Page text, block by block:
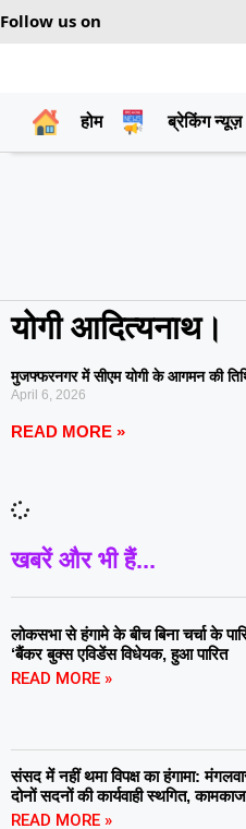
Follow us on
होम ब्रेकिंग न्यूज़
योगी आदित्यनाथ।
मुजफ्फरनगर में सीएम योगी के आगमन की
April 6, 2026
READ MORE »
खबरें और भी हैं...
लोकसभा से हंगामे के बीच बिना चर्चा के
‘बैंकर बुक्स एविडेंस विधेयक, हुआ पारित
READ MORE »
संसद में नहीं थमा विपक्ष का हंगामा:
दोनों सदनों की कार्यवाही स्थगित,
READ MORE »